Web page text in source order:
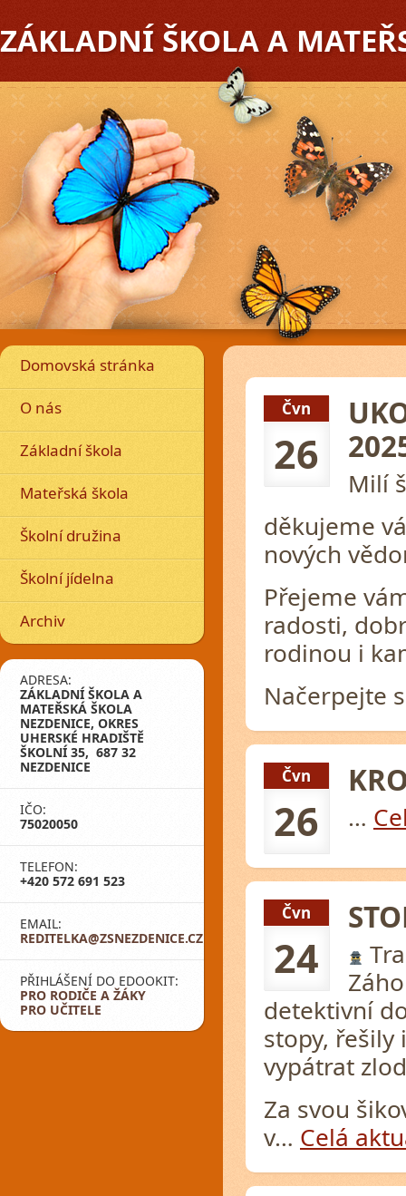
ZÁKLADNÍ ŠKOLA A
Čvn
26
Milí
děkujeme
nových
Přejeme
radosti,
rodinou i
Načerpejte
Čvn
26 …
Čvn
24
detektivní
stopy, řešily
vypátrat
Za svou
v… Celá
Domovská stránka
O nás
Základní škola
Mateřská škola
Školní družina
Školní jídelna
Archiv
ADRESA:
ZÁKLADNÍ ŠKOLA A
MATEŘSKÁ ŠKOLA
NEZDENICE, OKRES
UHERSKÉ HRADIŠTĚ
ŠKOLNÍ 35, 687 32
NEZDENICE
IČO:
75020050
TELEFON:
+420 572 691 523
EMAIL:
REDITELKA@ZSNEZDENICE.CZ
PŘIHLÁŠENÍ DO EDOOKIT:
PRO RODIČE A ŽÁKY
PRO UČITELE